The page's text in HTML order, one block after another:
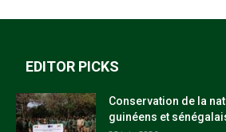
EDITOR PICKS
Conservation de la
guinéens et